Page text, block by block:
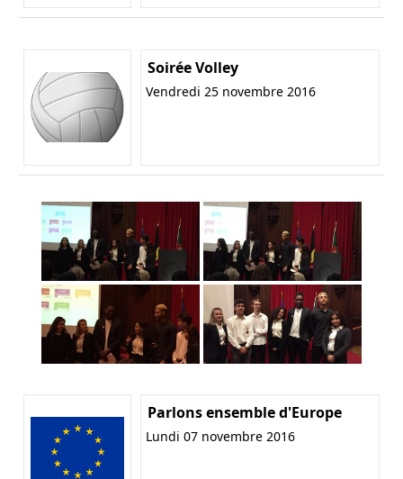
Soirée Volley
Vendredi 25 novembre 2016
Parlons ensemble d'Europe
Lundi 07 novembre 2016